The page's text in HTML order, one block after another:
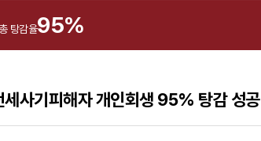
총 탕감율95%
세사기피해자 개인회생 95% 탕감 성공